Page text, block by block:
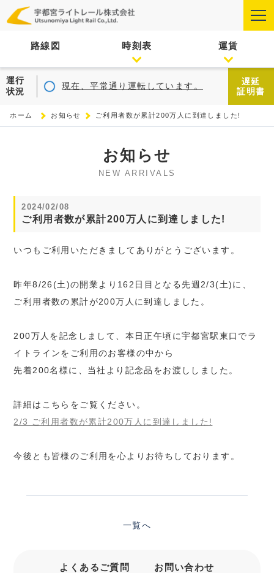
路線図 時刻表 運賃
運行
状況
現在、平常通り運転しています。
遅延
証明書
ホーム お知らせ ご利用者数が累計200万人に到達しました!
お知らせ
NEW ARRIVALS
2024/02/08
ご利用者数が累計200万人に到達しました!
いつもご利用いただきましてありがとうございます。
昨年8/26(土)の開業より162日目となる先週2/3(土)に、
ご利用者数の累計が200万人に到達しました。
200万人を記念しまして、本日正午頃に宇都宮駅東口でラ
イトラインをご利用のお客様の中から
先着200名様に、当社より記念品をお渡ししました。
詳細はこちらをご覧ください。
2/3 ご利用者数が累計200万人に到達しました!
今後とも皆様のご利用を心よりお待ちしております。
一覧へ
よくあるご質問 お問い合わせ